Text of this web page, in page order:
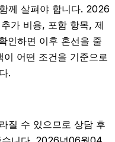
께 살펴야 합니다. 2026
가 비용, 포함 항목, 제
인하면 이후 혼선을 줄
어떤 조건을 기준으로
.
질 수 있으므로 상담 후